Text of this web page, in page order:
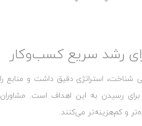
برای رشد سریع کسب‌وکار
شناخت، استراتژی دقیق داشت و منابع را
برای رسیدن به این اهداف است. مشاوران
و کم‌هزینه‌تر می‌کنند.